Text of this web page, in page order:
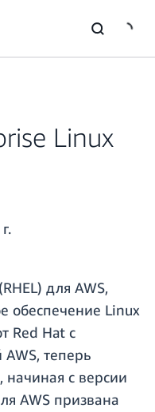
Linux
для AWS,
обеспечение Linux
Red Hat с
теперь
начиная с версии
AWS призвана